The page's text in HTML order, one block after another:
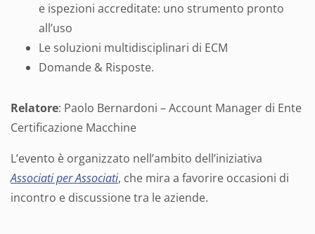
e ispezioni accreditate: uno strumento pronto
all’uso
Le soluzioni multidisciplinari di ECM
Domande & Risposte.
Relatore: Paolo Bernardoni – Account Manager di Ente
Certificazione Macchine
L’evento è organizzato nell’ambito dell’iniziativa
Associati per Associati, che mira a favorire occasioni di
incontro e discussione tra le aziende.